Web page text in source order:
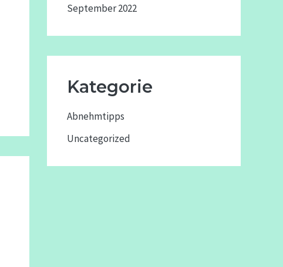
September 2022
Kategorie
Abnehmtipps
Uncategorized